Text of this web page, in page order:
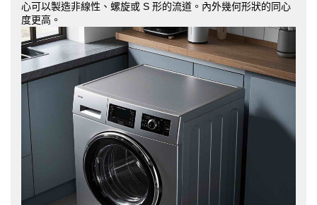
心可以製造非線性、螺旋或 S 形的流道。內外幾何形狀的同心
度更高。